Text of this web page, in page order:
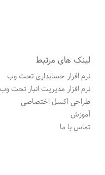
لینک های مرتبط
نرم افزار حسابداری تحت وب
نرم افزار مدیریت انبار تحت وب
طراحی اکسل اختصاصی
آموزش
تماس با ما